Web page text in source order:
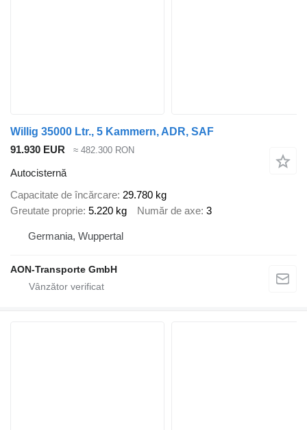
Willig 35000 Ltr., 5 Kammern, ADR, SAF
91.930 EUR
≈ 482.300 RON
Autocisternă
Capacitate de încărcare 29.780 kg
Greutate proprie 5.220 kg Număr de axe 3
Germania, Wuppertal
AON-Transporte GmbH